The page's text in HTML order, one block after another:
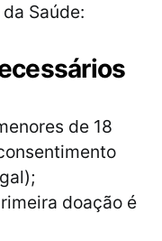
Saúde:
de 18
doação é